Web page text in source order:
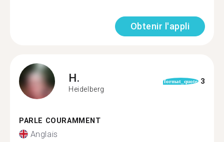
Obtenir l'appli
H.
Heidelberg
format_quote 3
PARLE COURAMMENT
Anglais